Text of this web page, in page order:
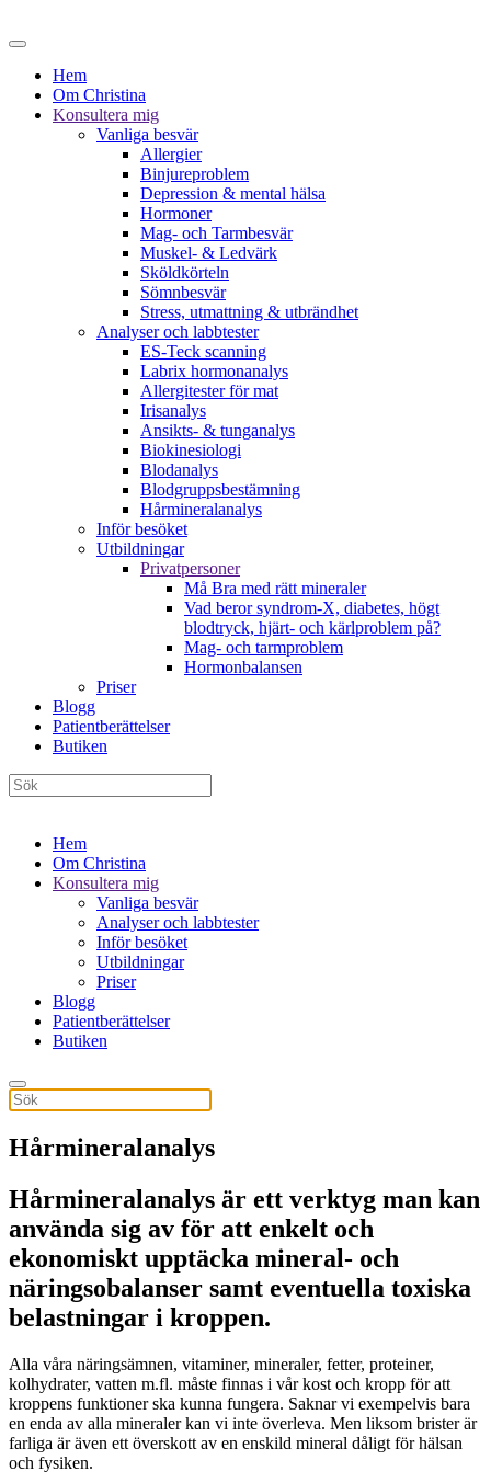
Hem
Om Christina
Konsultera mig
Vanliga besvär
Allergier
Binjureproblem
Depression & mental hälsa
Hormoner
Mag- och Tarmbesvär
Muskel- & Ledvärk
Sköldkörteln
Sömnbesvär
Stress, utmattning & utbrändhet
Analyser och labbtester
ES-Teck scanning
Labrix hormonanalys
Allergitester för mat
Irisanalys
Ansikts- & tunganalys
Biokinesiologi
Blodanalys
Blodgruppsbestämning
Hårmineralanalys
Inför besöket
Utbildningar
Privatpersoner
Må Bra med rätt mineraler
Vad beror syndrom-X, diabetes, högt
blodtryck, hjärt- och kärlproblem på?
Mag- och tarmproblem
Hormonbalansen
Priser
Blogg
Patientberättelser
Butiken
Hem
Om Christina
Konsultera mig
Vanliga besvär
Analyser och labbtester
Inför besöket
Utbildningar
Priser
Blogg
Patientberättelser
Butiken
Hårmineralanalys
Hårmineralanalys är ett verktyg man kan
använda sig av för att enkelt och
ekonomiskt upptäcka mineral- och
näringsobalanser samt eventuella toxiska
belastningar i kroppen.
Alla våra näringsämnen, vitaminer, mineraler, fetter, proteiner,
kolhydrater, vatten m.fl. måste finnas i vår kost och kropp för att
kroppens funktioner ska kunna fungera. Saknar vi exempelvis bara
en enda av alla mineraler kan vi inte överleva. Men liksom brister är
farliga är även ett överskott av en enskild mineral dåligt för hälsan
och fysiken.